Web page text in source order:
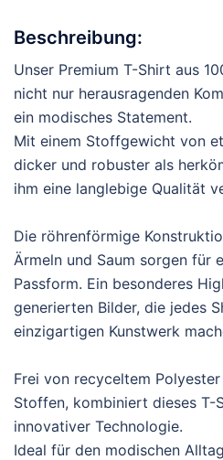
Beschreibung:
Unser Premium T-Shirt aus
nicht nur herausragenden
ein modisches Statement.
Mit einem Stoffgewicht von
dicker und robuster als
ihm eine langlebige Qualität
Die röhrenförmige
Ärmeln und Saum sorgen für
Passform. Ein besonderes
generierten Bilder, die jedes
einzigartigen Kunstwerk
Frei von recyceltem
Stoffen, kombiniert dieses
innovativer Technologie.
Ideal für den modischen